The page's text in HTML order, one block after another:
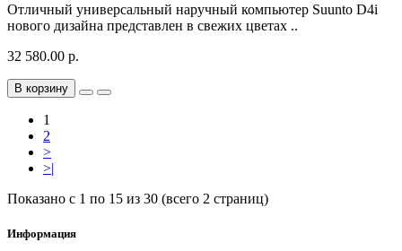
Отличный универсальный наручный компьютер Suunto D4i
нового дизайна представлен в свежих цветах ..
32 580.00 р.
В корзину
1
2
>
>|
Показано с 1 по 15 из 30 (всего 2 страниц)
Информация